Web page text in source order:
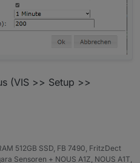
(VIS >> Setup >>
512GB SSD, FB 7490, FritzDect
Sensoren + NOUS A1Z, NOUS A1T,